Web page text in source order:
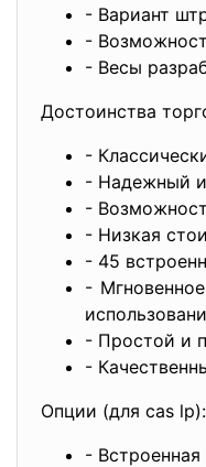
- Вариант
-
- Весы
Достоинства
-
- Надежный
-
- Низкая
- 45
-
- Простой и
-
Опции (для cas lp):
- Встроенная